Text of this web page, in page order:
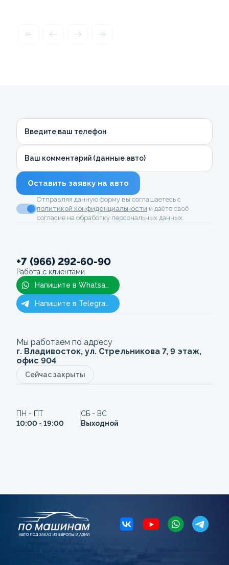
Введите ваш телефон
Ваш комментарий (данные авто)
Оставить заявку на авто
Отправляя данную форму вы соглашаетесь с
политикой конфиденциальности и даёте своё
согласие на обработку персональных данных.
+7 (966) 292-60-90
Работа с клиентами
Напишите в Whatsapp
Напишите в Telegram
Мы работаем по адресу
г. Владивосток, ул. Стрельникова 7, 9 этаж,
офис 904
Сейчас закрыты
ПН - ПТ
10:00 - 19:00
СБ - ВС
Выходной